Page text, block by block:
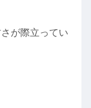
が際立ってい